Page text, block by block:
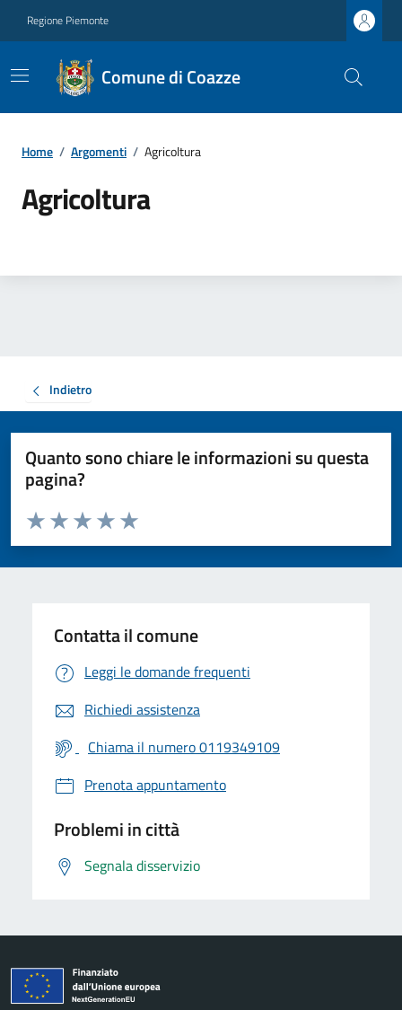
Regione Piemonte
Comune di Coazze
Home / Argomenti / Agricoltura
Agricoltura
Indietro
Quanto sono chiare le informazioni su questa
pagina?
Valuta da 1 a 5 stelle la pagina
Valuta 5 stelle su 5
Valuta 4 stelle su 5
Valuta 3 stelle su 5
Valuta 2 stelle su 5
Valuta 1 stelle su 5
Contatta il comune
Leggi le domande frequenti
Richiedi assistenza
Chiama il numero 0119349109
Prenota appuntamento
Problemi in città
Segnala disservizio